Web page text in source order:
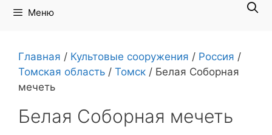
Меню
Главная / Культовые сооружения / Россия /
Томская область / Томск / Белая Соборная
мечеть
Белая Соборная мечеть